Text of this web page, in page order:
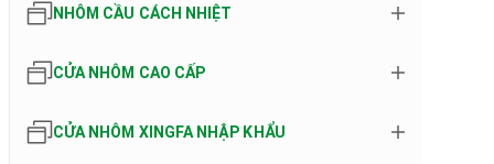
NHÔM CẦU CÁCH NHIỆT
CỬA NHÔM CAO CẤP
CỬA NHÔM XINGFA NHẬP KHẨU